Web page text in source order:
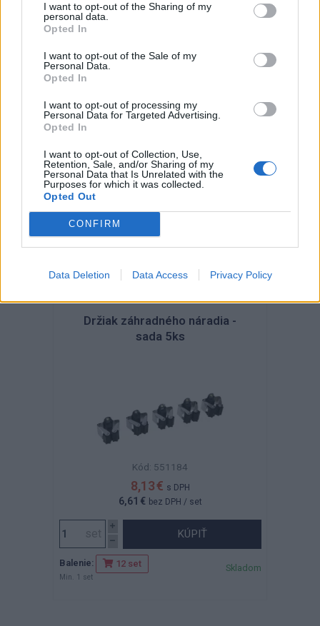
I want to opt-out of the Sharing of my
personal data.
Opted In
I want to opt-out of the Sale of my
Personal Data.
Opted In
I want to opt-out of processing my
Personal Data for Targeted Advertising.
Opted In
I want to opt-out of Collection, Use,
Retention, Sale, and/or Sharing of my
Personal Data that Is Unrelated with the
Purposes for which it was collected.
Opted Out
CONFIRM
Data Deletion Data Access Privacy Policy
Kód: 601210
4,59 € bez DPH/ ks
KÚPIŤ
Balenie:
Min. 1 ks
Držiak záhradného náradia -
sada 5ks
Kód: 551184
8,13 € s DPH
6,61 € bez DPH / set
KÚPIŤ
Balenie: 12 set
Min. 1 set
Skladom